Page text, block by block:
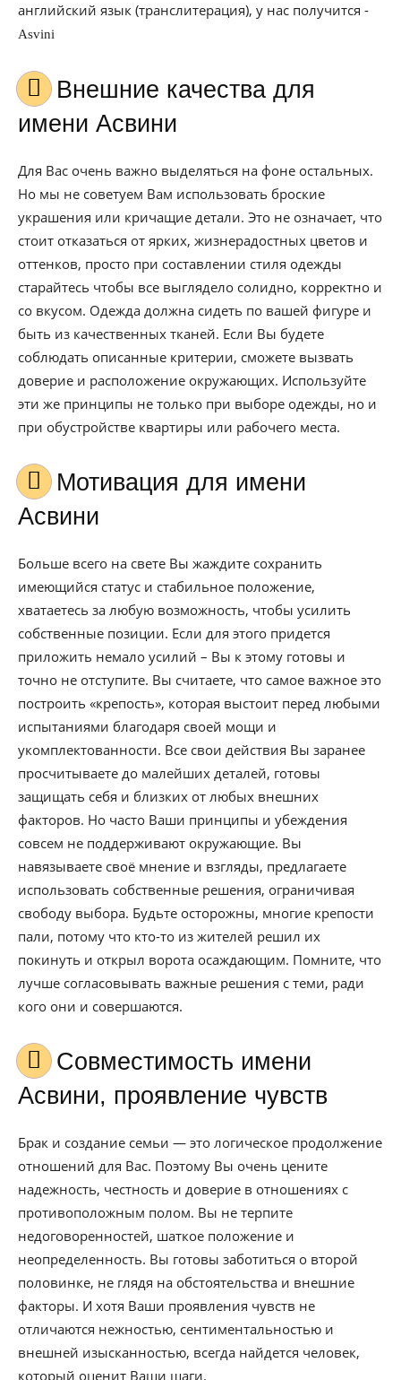
английский язык (транслитерация), у нас получится -
Asvini
Внешние качества для
имени Асвини
Для Вас очень важно выделяться на фоне остальных.
Но мы не советуем Вам использовать броские
украшения или кричащие детали. Это не означает, что
стоит отказаться от ярких, жизнерадостных цветов и
оттенков, просто при составлении стиля одежды
старайтесь чтобы все выглядело солидно, корректно и
со вкусом. Одежда должна сидеть по вашей фигуре и
быть из качественных тканей. Если Вы будете
соблюдать описанные критерии, сможете вызвать
доверие и расположение окружающих. Используйте
эти же принципы не только при выборе одежды, но и
при обустройстве квартиры или рабочего места.
Мотивация для имени
Асвини
Больше всего на свете Вы жаждите сохранить
имеющийся статус и стабильное положение,
хватаетесь за любую возможность, чтобы усилить
собственные позиции. Если для этого придется
приложить немало усилий – Вы к этому готовы и
точно не отступите. Вы считаете, что самое важное это
построить «крепость», которая выстоит перед любыми
испытаниями благодаря своей мощи и
укомплектованности. Все свои действия Вы заранее
просчитываете до малейших деталей, готовы
защищать себя и близких от любых внешних
факторов. Но часто Ваши принципы и убеждения
совсем не поддерживают окружающие. Вы
навязываете своё мнение и взгляды, предлагаете
использовать собственные решения, ограничивая
свободу выбора. Будьте осторожны, многие крепости
пали, потому что кто-то из жителей решил их
покинуть и открыл ворота осаждающим. Помните, что
лучше согласовывать важные решения с теми, ради
кого они и совершаются.
Совместимость имени
Асвини, проявление чувств
Брак и создание семьи — это логическое продолжение
отношений для Вас. Поэтому Вы очень цените
надежность, честность и доверие в отношениях с
противоположным полом. Вы не терпите
недоговоренностей, шаткое положение и
неопределенность. Вы готовы заботиться о второй
половинке, не глядя на обстоятельства и внешние
факторы. И хотя Ваши проявления чувств не
отличаются нежностью, сентиментальностью и
внешней изысканностью, всегда найдется человек,
который оценит Ваши шаги.